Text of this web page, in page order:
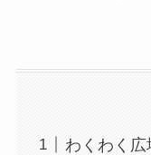
わくわく